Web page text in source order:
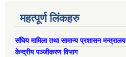
महत्पूर्ण लिंकहरु
संघिय मामिला तथा सामान्य प्रशासन मन्त्रालय
केन्द्रीय पञ्जीकरण विभाग